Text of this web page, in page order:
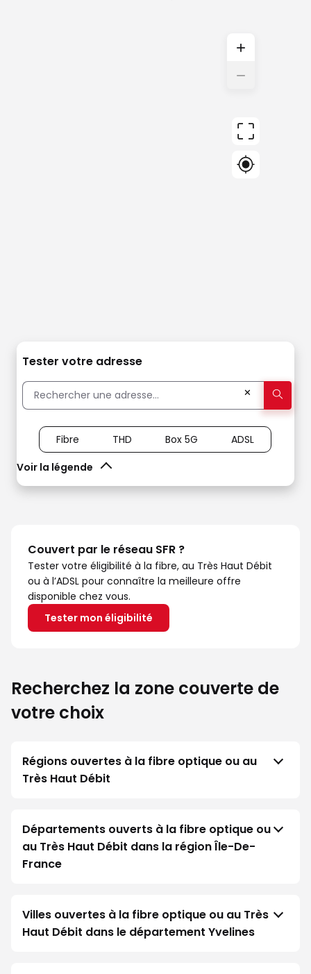
+
−
Tester votre adresse
✕
Voir la légende
Fibre THD Box 5G ADSL
Couvert par le réseau SFR ?
Tester votre éligibilité à la fibre, au Très Haut Débit
ou à l’ADSL pour connaître la meilleure offre
disponible chez vous.
Tester mon éligibilité
Recherchez la zone couverte de
votre choix
Régions ouvertes à la fibre optique ou au
Très Haut Débit
Départements ouverts à la fibre optique ou
au Très Haut Débit dans la région Île-De-
France
Villes ouvertes à la fibre optique ou au Très
Haut Débit dans le département Yvelines